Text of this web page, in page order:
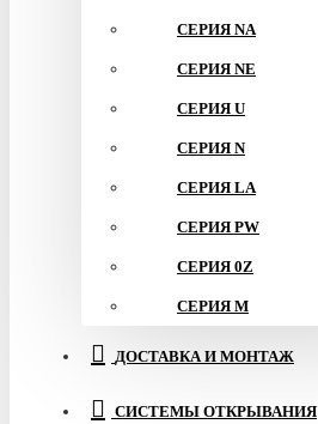
СЕРИЯ NA
СЕРИЯ NE
СЕРИЯ U
СЕРИЯ N
СЕРИЯ LA
СЕРИЯ PW
СЕРИЯ 0Z
СЕРИЯ M
ДОСТАВКА И МОНТАЖ
СИСТЕМЫ ОТКРЫВАНИЯ